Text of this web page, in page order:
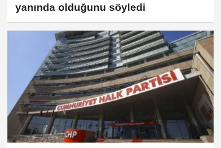
yanında olduğunu söyledi